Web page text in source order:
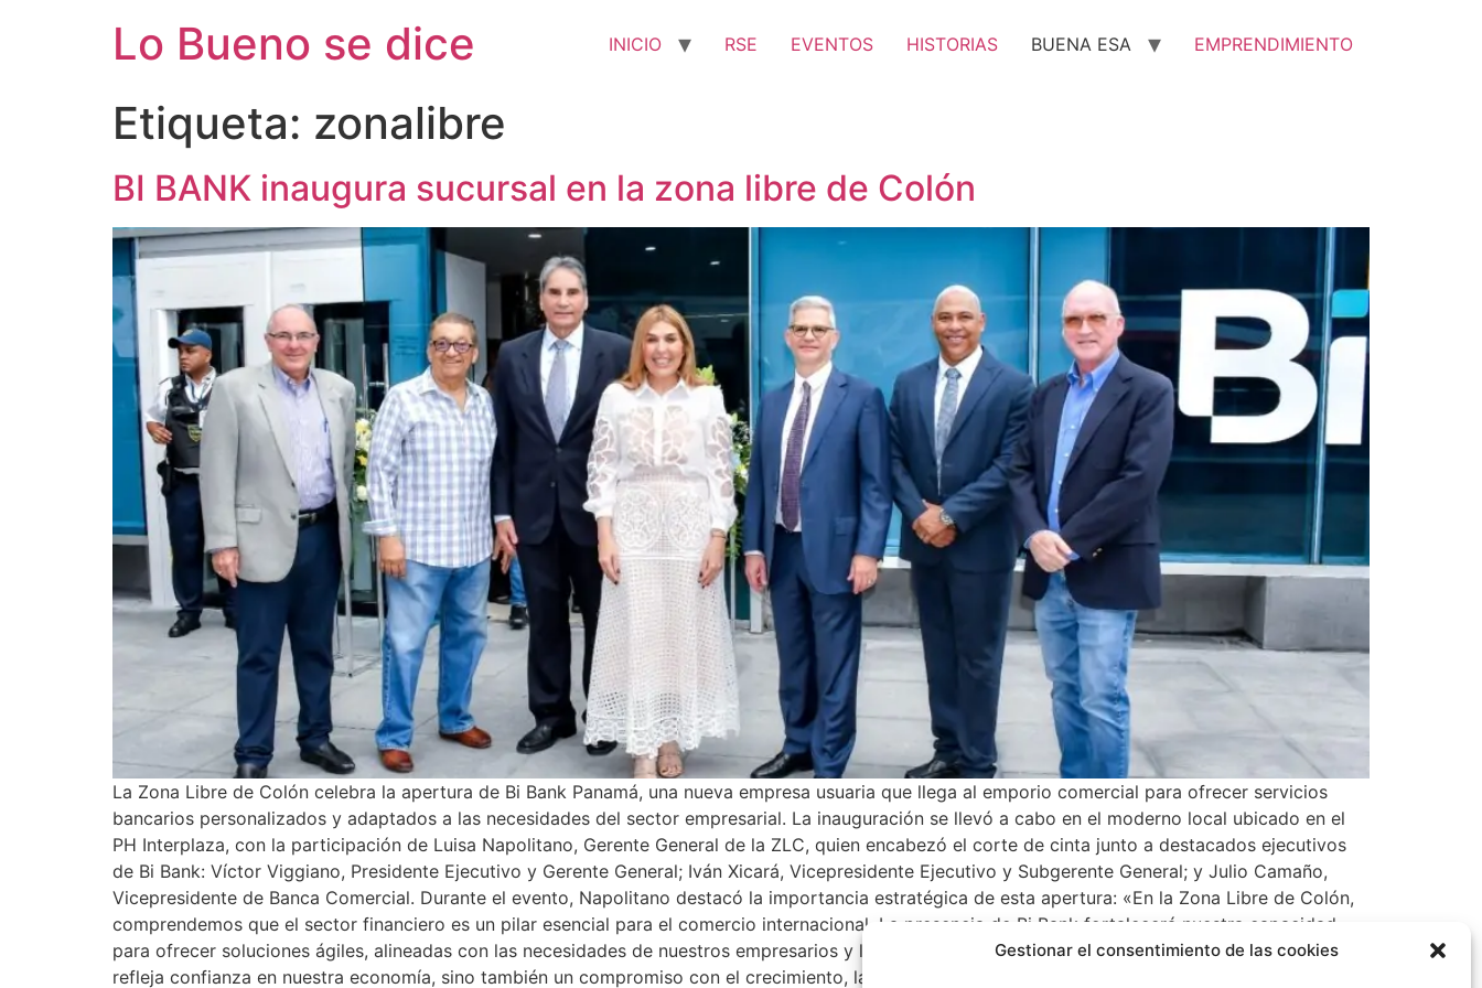
Gestionar el consentimiento de las cookies
Lo Bueno se dice INICIO RSE EVENTOS HISTORIAS BUENA ESA EMPRENDIMIENTO
Etiqueta: zonalibre
BI BANK inaugura sucursal en la zona libre de Colón
La Zona Libre de Colón celebra la apertura de Bi Bank Panamá, una nueva empresa usuaria que llega al emporio comercial para ofrecer servicios
bancarios personalizados y adaptados a las necesidades del sector empresarial. La inauguración se llevó a cabo en el moderno local ubicado en el
PH Interplaza, con la participación de Luisa Napolitano, Gerente General de la ZLC, quien encabezó el corte de cinta junto a destacados ejecutivos
de Bi Bank: Víctor Viggiano, Presidente Ejecutivo y Gerente General; Iván Xicará, Vicepresidente Ejecutivo y Subgerente General; y Julio Camaño,
Vicepresidente de Banca Comercial. Durante el evento, Napolitano destacó la importancia estratégica de esta apertura: «En la Zona Libre de Colón,
comprendemos que el sector financiero es un pilar esencial para el comercio internacional. La presencia de Bi Bank fortalecerá nuestra capacidad
para ofrecer soluciones ágiles, alineadas con las necesidades de nuestros empresarios y las dinámicas del mercado global. Esta decisión no solo
refleja confianza en nuestra economía, sino también un compromiso con el crecimiento, la innovación y el desarrollo sostenible de nuestra